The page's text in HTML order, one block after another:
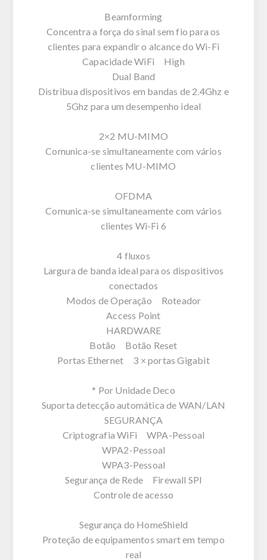
Beamforming
Concentra a força do sinal sem fio para os
clientes para expandir o alcance do Wi-Fi
Capacidade WiFi High
Dual Band
Distribua dispositivos em bandas de 2.4Ghz e
5Ghz para um desempenho ideal
2×2 MU-MIMO
Comunica-se simultaneamente com vários
clientes MU-MIMO
OFDMA
Comunica-se simultaneamente com vários
clientes Wi-Fi 6
4 fluxos
Largura de banda ideal para os dispositivos
conectados
Modos de Operação Roteador
Access Point
HARDWARE
Botão Botão Reset
Portas Ethernet 3 × portas Gigabit
* Por Unidade Deco
Suporta detecção automática de WAN/LAN
SEGURANÇA
Criptografia WiFi WPA-Pessoal
WPA2-Pessoal
WPA3-Pessoal
Segurança de Rede Firewall SPI
Controle de acesso
Segurança do HomeShield
Proteção de equipamentos smart em tempo
real